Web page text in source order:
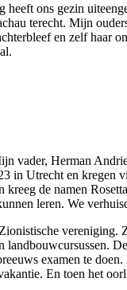
heeft ons gezin
terecht. Mijn
en zelf haar
vader, Herman
in Utrecht en
kreeg de namen
leren. We
vereniging.
landbouwcursussen.
examen te
En toen het